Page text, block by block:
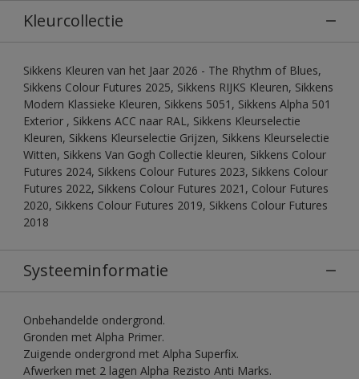
Kleurcollectie
Sikkens Kleuren van het Jaar 2026 - The Rhythm of Blues,
Sikkens Colour Futures 2025, Sikkens RIJKS Kleuren, Sikkens
Modern Klassieke Kleuren, Sikkens 5051, Sikkens Alpha 501
Exterior , Sikkens ACC naar RAL, Sikkens Kleurselectie
Kleuren, Sikkens Kleurselectie Grijzen, Sikkens Kleurselectie
Witten, Sikkens Van Gogh Collectie kleuren, Sikkens Colour
Futures 2024, Sikkens Colour Futures 2023, Sikkens Colour
Futures 2022, Sikkens Colour Futures 2021, Colour Futures
2020, Sikkens Colour Futures 2019, Sikkens Colour Futures
2018
Systeeminformatie
Onbehandelde ondergrond.
Gronden met Alpha Primer.
Zuigende ondergrond met Alpha Superfix.
Afwerken met 2 lagen Alpha Rezisto Anti Marks.